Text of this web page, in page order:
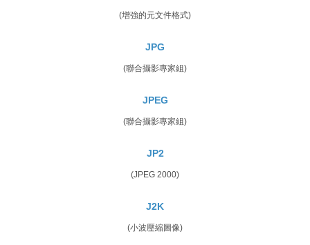
(增強的元文件格式)
JPG
(聯合攝影專家組)
JPEG
(聯合攝影專家組)
JP2
(JPEG 2000)
J2K
(小波壓縮圖像)